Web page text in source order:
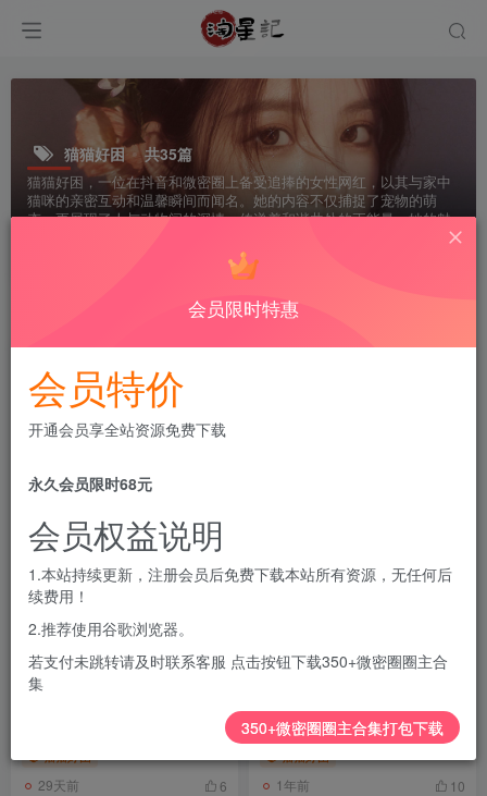
猫猫好困 共35篇
猫猫好困，一位在抖音和微密圈上备受追捧的女性网红，以其与家中
猫咪的亲密互动和温馨瞬间而闻名。她的内容不仅捕捉了宠物的萌
态，更展现了人与动物间的深情，传递着和谐共处的正能量。她的魅
力和亲和力让她的视频和照片成为社交媒体上的热门话题，吸引了众
点赞 评论
29天前 6
期 【45P10V】
1年前 10
会员限时特惠
会员特价
开通会员享全站资源免费下载
永久会员限时68元
会员权益说明
1.本站持续更新，注册会员后免费下载本站所有资源，无任何后
续费用！
2.推荐使用谷歌浏览器。
若支付未跳转请及时联系客服 点击按钮下载350+微密圈圈主合
集
350+微密圈圈主合集打包下载